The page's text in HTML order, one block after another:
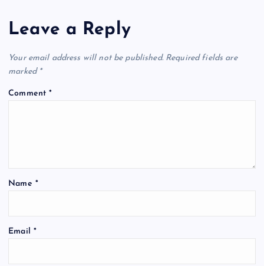
a
v
i
t
o
Leave a Reply
Your email address will not be published. Required fields are
marked *
Comment*
Name *
Email *